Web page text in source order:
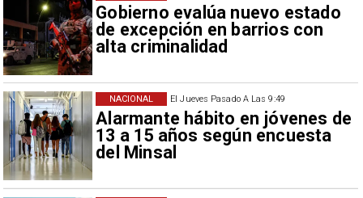
Gobierno evalúa nuevo estado
de excepción en barrios con
alta criminalidad
El Jueves Pasado A Las 9:49
Alarmante hábito en jóvenes de
13 a 15 años según encuesta
del Minsal
NACIONAL